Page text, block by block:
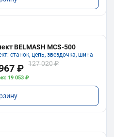
BELMASH MCS-500
станок, цепь, звездочка, шина
₽ 127 020 ₽
19 053 ₽